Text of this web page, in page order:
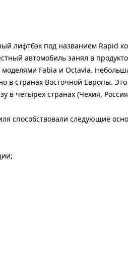
лифтбэк под названием Rapid
автомобиль занял в
Fabia и Octavia.
в странах Восточной Европы.
в четырех странах (Чехия,
способствовали следующие